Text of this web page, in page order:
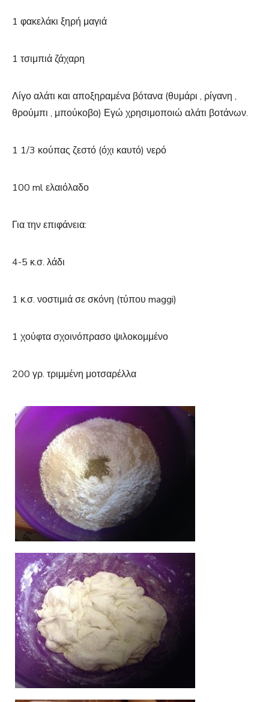
1 φακελάκι ξηρή μαγιά
1 τσιμπιά ζάχαρη
Λίγο αλάτι και αποξηραμένα βότανα (θυμάρι , ρίγανη ,
θρούμπι , μπούκοβο) Εγώ χρησιμοποιώ αλάτι βοτάνων.
1 1/3 κούπας ζεστό (όχι καυτό) νερό
100 ml ελαιόλαδο
Για την επιφάνεια:
4-5 κ.σ. λάδι
1 κ.σ. νοστιμιά σε σκόνη (τύπου maggi)
1 χούφτα σχοινόπρασο ψιλοκομμένο
200 γρ. τριμμένη μοτσαρέλλα